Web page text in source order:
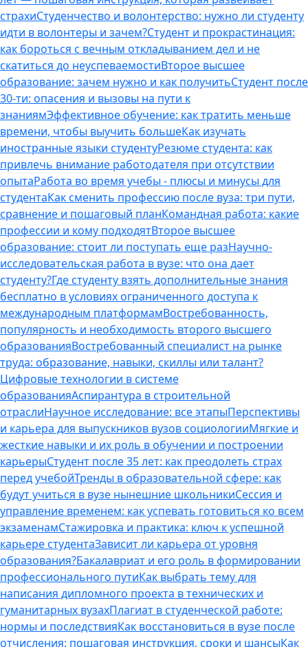
страхиСтуденчество и волонтерство: нужно ли cтуденту
идти в волонтеры и зачем?Студент и прокрастинация:
как бороться с вечным откладыванием дел и не
скатиться до неуспеваемостиВторое высшее
образование: зачем нужно и как получитьСтудент после
30-ти: опасения и вызовы на пути к
знаниямЭффективное обучение: как тратить меньше
времени, чтобы выучить большеКак изучать
иностранные языки студентуРезюме студента: как
привлечь внимание работодателя при отсутствии
опытаРабота во время учебы - плюсы и минусы для
студентаКак сменить профессию после вуза: три пути,
сравнение и пошаговый планКомандная работа: какие
профессии и кому подходятВторое высшее
образование: стоит ли поступать еще разНаучно-
исследовательская работа в вузе: что она дает
студенту?Где студенту взять дополнительные знания
бесплатно в условиях ограниченного доступа к
международным платформамВостребованность,
популярность и необходимость второго высшего
образованияВостребованный специалист на рынке
труда: образование, навыки, скиллы или талант?
Цифровые технологии в системе
образованияАспирантура в строительной
отраслиНаучное исследование: все этапыПерспективы
и карьера для выпускников вузов социологииМягкие и
жесткие навыки и их роль в обучении и построении
карьерыСтудент после 35 лет: как преодолеть страх
перед учебойТренды в образовательной сфере: как
будут учиться в вузе нынешние школьникиСессия и
управление временем: как успевать готовиться ко всем
экзаменамСтажировка и практика: ключ к успешной
карьере студентаЗависит ли карьера от уровня
образования?Бакалавриат и его роль в формировании
профессионального путиКак выбрать тему для
написания дипломного проекта в технических и
гуманитарных вузахПлагиат в студенческой работе:
нормы и последствияКак восстановиться в вузе после
отчисления: пошаговая инструкция, сроки и шансыКак